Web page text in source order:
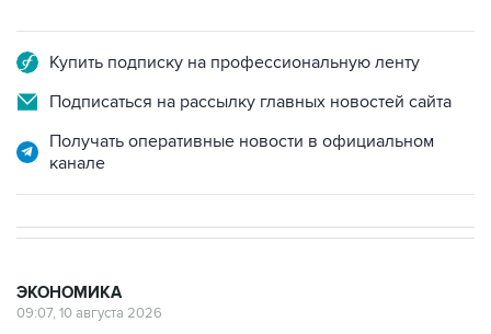
Купить подписку на профессиональную ленту
Подписаться на рассылку главных новостей сайта
Получать оперативные новости в официальном
канале
ЭКОНОМИКА
09:07, 10 августа 2026